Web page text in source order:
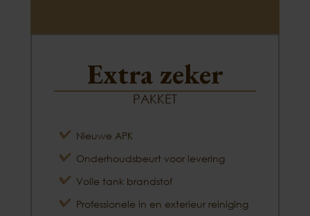
Extra zeker
PAKKET
Nieuwe APK
Onderhoudsbeurt voor levering
Volle tank brandstof
Professionele in en exterieur reiniging